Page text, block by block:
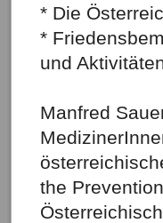
* Die
*
und
Manfred
the